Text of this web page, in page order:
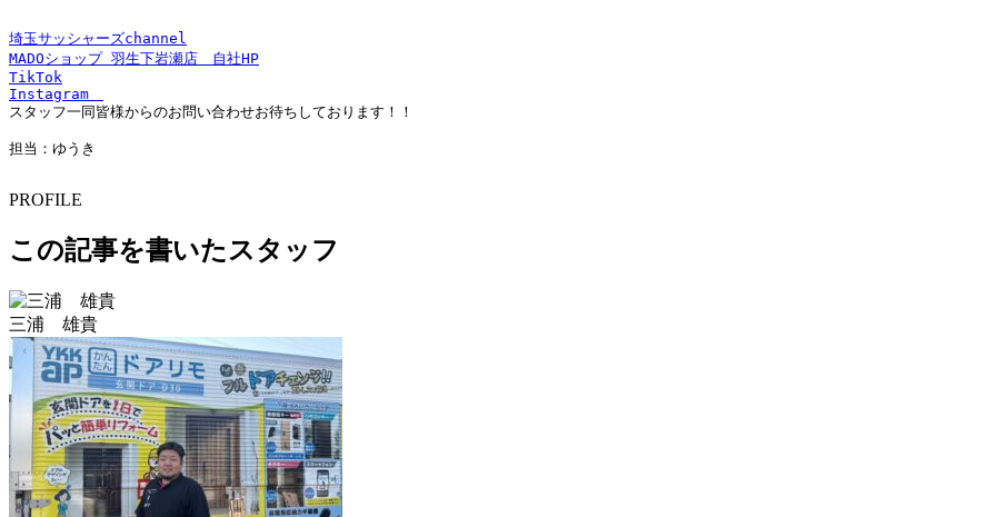
埼玉サッシャーズchannel
MADOショップ 羽生下岩瀬店　自社HP
TikTok
Instagram
スタッフ一同皆様からのお問い合わせお待ちしております！！
PROFILE
この記事を書いたスタッフ
三浦 雄貴